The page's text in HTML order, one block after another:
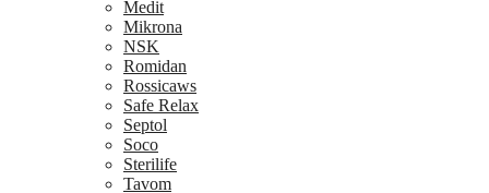
Medit
Mikrona
NSK
Romidan
Rossicaws
Safe Relax
Septol
Soco
Sterilife
Tavom